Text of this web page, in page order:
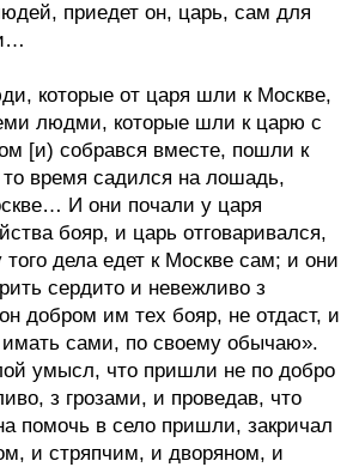
приедет он, царь, сам для
которые от царя шли к Москве,
людми, которые шли к царю с
[и) собрався вместе, пошли к
время садился на лошадь,
И они почали у царя
бояр, и царь отговаривался,
того дела едет к Москве сам; и они
сердито и невежливо з
добром им тех бояр, не отдаст, и
имать сами, по своему обычаю».
умысл, что пришли не по добро
з грозами, и проведав, что
помочь в село пришли, закричал
и стряпчим, и дворяном, и